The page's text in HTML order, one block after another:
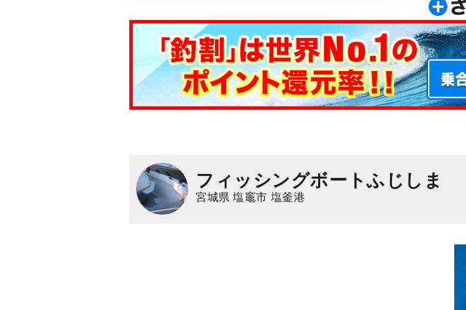
フィッシングボートふじしま
宮城県 塩竈市 塩釜港